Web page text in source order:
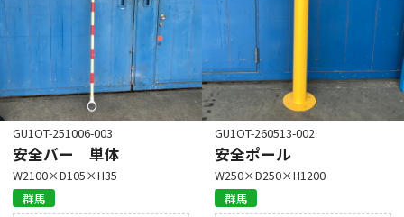
GU1OT-251006-003
安全バー 単体
W2100×D105×H35
群馬
GU1OT-260513-002
安全ポール
W250×D250×H1200
群馬